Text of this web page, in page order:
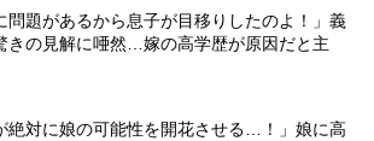
問題があるから息子が目移りしたのよ！」義
きの見解に唖然…嫁の高学歴が原因だと主
絶対に娘の可能性を開花させる…！」娘に高